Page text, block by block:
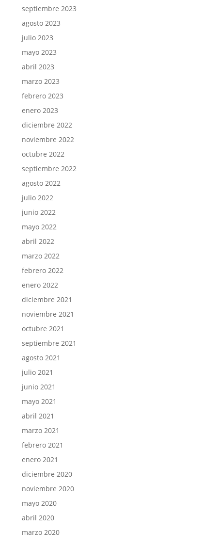
septiembre 2023
agosto 2023
julio 2023
mayo 2023
abril 2023
marzo 2023
febrero 2023
enero 2023
diciembre 2022
noviembre 2022
octubre 2022
septiembre 2022
agosto 2022
julio 2022
junio 2022
mayo 2022
abril 2022
marzo 2022
febrero 2022
enero 2022
diciembre 2021
noviembre 2021
octubre 2021
septiembre 2021
agosto 2021
julio 2021
junio 2021
mayo 2021
abril 2021
marzo 2021
febrero 2021
enero 2021
diciembre 2020
noviembre 2020
mayo 2020
abril 2020
marzo 2020